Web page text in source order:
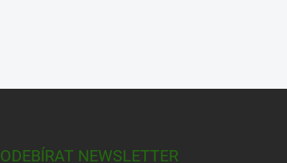
ODEBÍRAT NEWSLETTER